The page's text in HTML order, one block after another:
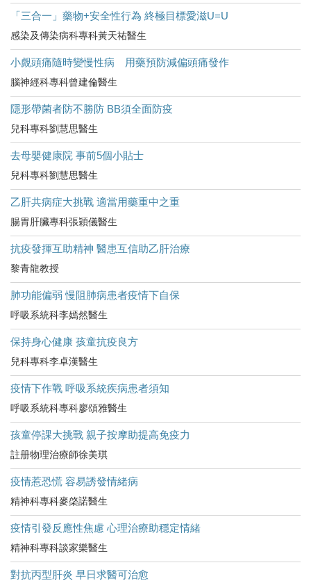
「三合一」藥物+安全性行為 終極目標愛滋U=U
感染及傳染病科專科黃天祐醫生
小覤頭痛隨時變慢性病 用藥預防減偏頭痛發作
腦神經科專科曾建倫醫生
隱形帶菌者防不勝防 BB須全面防疫
兒科專科劉慧思醫生
去母嬰健康院 事前5個小貼士
兒科專科劉慧思醫生
乙肝共病症大挑戰 適當用藥重中之重
腸胃肝臟專科張穎儀醫生
抗疫發揮互助精神 醫患互信助乙肝治療
黎青龍教授
肺功能偏弱 慢阻肺病患者疫情下自保
呼吸系統科李嫣然醫生
保持身心健康 孩童抗疫良方
兒科專科李卓漢醫生
疫情下作戰 呼吸系統疾病患者須知
呼吸系統科專科廖頌雅醫生
孩童停課大挑戰 親子按摩助提高免疫力
註册物理治療師徐美琪
疫情惹恐慌 容易誘發情緒病
精神科專科麥棨諾醫生
疫情引發反應性焦慮 心理治療助穩定情緒
精神科專科談家樂醫生
對抗丙型肝炎 早日求醫可治愈